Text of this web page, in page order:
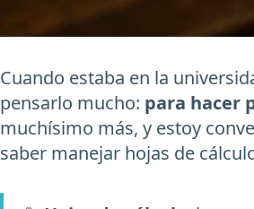
Cuando estaba en la
pensarlo mucho: para hacer
muchísimo más, y estoy
saber manejar hojas de